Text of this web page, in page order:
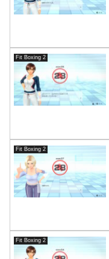
Fit Boxing 2
Fit Boxing 2
Fit Boxing 2